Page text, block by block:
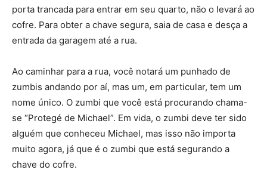
porta trancada para entrar em seu quarto, não o levará ao
cofre. Para obter a chave segura, saia de casa e desça a
entrada da garagem até a rua.
Ao caminhar para a rua, você notará um punhado de
zumbis andando por aí, mas um, em particular, tem um
nome único. O zumbi que você está procurando chama-
se “Protegé de Michael”. Em vida, o zumbi deve ter sido
alguém que conheceu Michael, mas isso não importa
muito agora, já que é o zumbi que está segurando a
chave do cofre.